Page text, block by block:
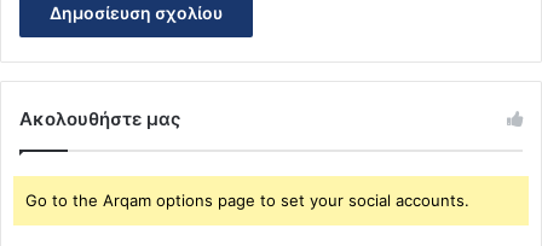
Ακολουθήστε μας
Go to the Arqam options page to set your social accounts.